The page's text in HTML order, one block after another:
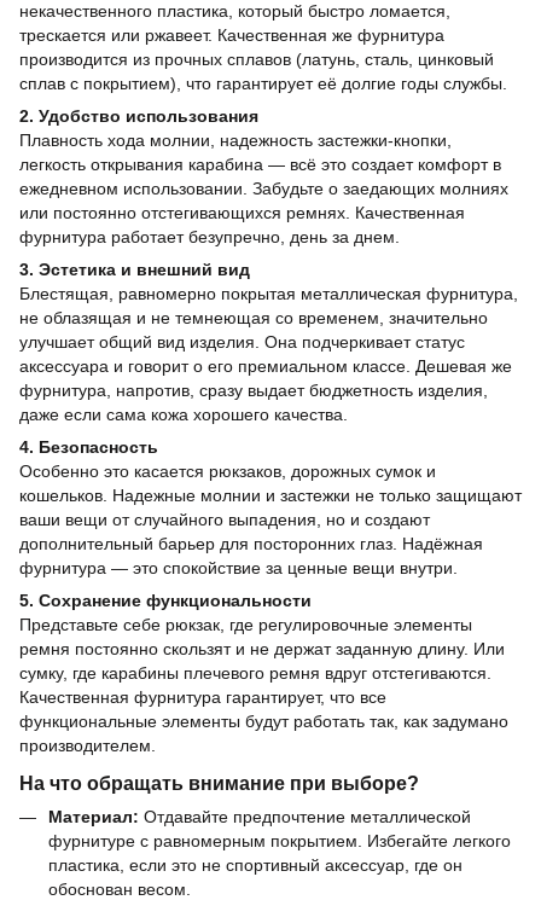
некачественного пластика, который быстро ломается,
трескается или ржавеет. Качественная же фурнитура
производится из прочных сплавов (латунь, сталь, цинковый
сплав с покрытием), что гарантирует её долгие годы службы.
2. Удобство использования
Плавность хода молнии, надежность застежки-кнопки,
легкость открывания карабина — всё это создает комфорт в
ежедневном использовании. Забудьте о заедающих молниях
или постоянно отстегивающихся ремнях. Качественная
фурнитура работает безупречно, день за днем.
3. Эстетика и внешний вид
Блестящая, равномерно покрытая металлическая фурнитура,
не облазящая и не темнеющая со временем, значительно
улучшает общий вид изделия. Она подчеркивает статус
аксессуара и говорит о его премиальном классе. Дешевая же
фурнитура, напротив, сразу выдает бюджетность изделия,
даже если сама кожа хорошего качества.
4. Безопасность
Особенно это касается рюкзаков, дорожных сумок и
кошельков. Надежные молнии и застежки не только защищают
ваши вещи от случайного выпадения, но и создают
дополнительный барьер для посторонних глаз. Надёжная
фурнитура — это спокойствие за ценные вещи внутри.
5. Сохранение функциональности
Представьте себе рюкзак, где регулировочные элементы
ремня постоянно скользят и не держат заданную длину. Или
сумку, где карабины плечевого ремня вдруг отстегиваются.
Качественная фурнитура гарантирует, что все
функциональные элементы будут работать так, как задумано
производителем.
На что обращать внимание при выборе?
Материал: Отдавайте предпочтение металлической
фурнитуре с равномерным покрытием. Избегайте легкого
пластика, если это не спортивный аксессуар, где он
обоснован весом.